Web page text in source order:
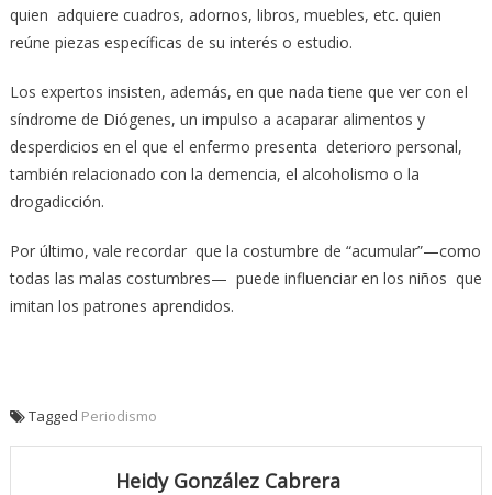
quien adquiere cuadros, adornos, libros, muebles, etc. quien
reúne piezas específicas de su interés o estudio.
Los expertos insisten, además, en que nada tiene que ver con el
síndrome de Diógenes, un impulso a acaparar alimentos y
desperdicios en el que el enfermo presenta deterioro personal,
también relacionado con la demencia, el alcoholismo o la
drogadicción.
Por último, vale recordar que la costumbre de “acumular”—como
todas las malas costumbres— puede influenciar en los niños que
imitan los patrones aprendidos.
Tagged Periodismo
Heidy González Cabrera